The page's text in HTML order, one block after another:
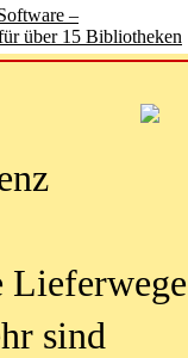
–
über 15 Bibliotheken
KI-Texte
Lieferwege
sind